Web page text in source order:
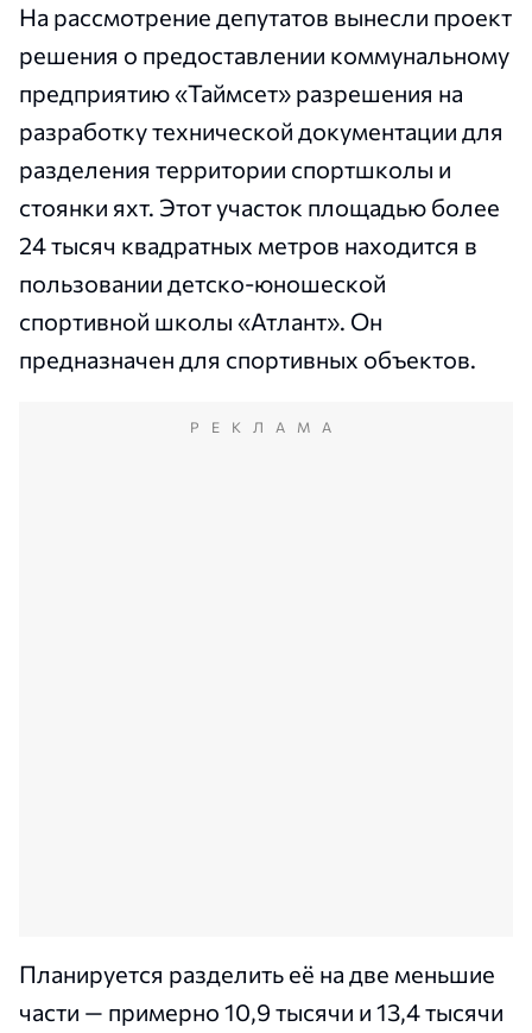
На рассмотрение депутатов вынесли проект
решения о предоставлении коммунальному
предприятию «Таймсет» разрешения на
разработку технической документации для
разделения территории спортшколы и
стоянки яхт. Этот участок площадью более
24 тысяч квадратных метров находится в
пользовании детско-юношеской
спортивной школы «Атлант». Он
предназначен для спортивных объектов.
РЕКЛАМА
Планируется разделить её на две меньшие
части — примерно 10,9 тысячи и 13,4 тысячи